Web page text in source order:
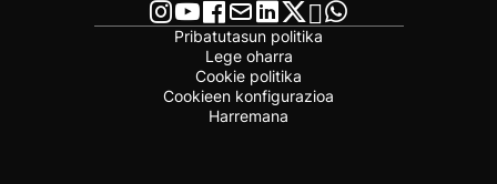
Pribatutasun politika
Lege oharra
Cookie politika
Cookieen konfigurazioa
Harremana